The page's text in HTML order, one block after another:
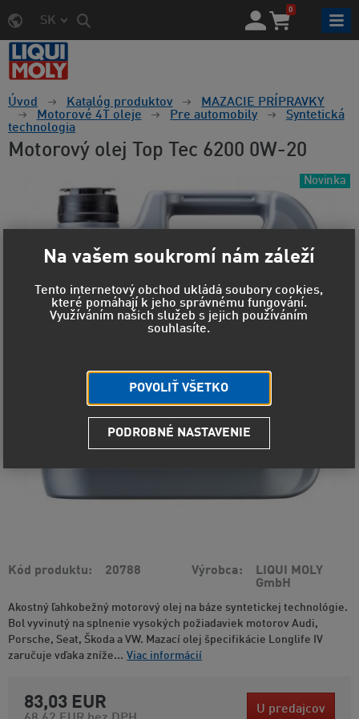
SK
0
Úvod Katalóg produktov
MAZACIE PRÍPRAVKY
Motorové 4T oleje
Pre automobily
Syntetická
technologia
Motorový olej Top Tec 6200 0W-20
Novinka
Kód produktu 20788 Výrobca
LIQUI MOLY
GmbH
Akostný ľahkobežný motorový olej na báze syntetickej technológie.
Bol vyvinutý na splnenie vysokých požiadaviek motorov Audi,
Porsche, Seat, Škoda a VW. Mazací olej špecifikácie Longlife IV
zaručuje vďaka zníže... Viac informácií
83,03 EUR U predajcov
Na vašem soukromí nám záleží
Tento internetový obchod ukládá soubory cookies,
které pomáhají k jeho správnému fungování.
Využíváním našich služeb s jejich používáním
souhlasíte.
POVOLIŤ VŠETKO
PODROBNÉ NASTAVENIE